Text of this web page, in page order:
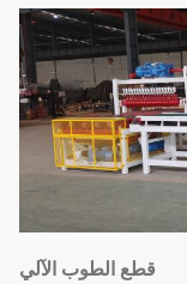
قطع الطوب الآلي